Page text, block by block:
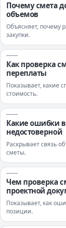
Почему смета
объемов
Объясняет, почему
закупки.
Как проверка
переплаты
Показывает, какие
стоимость.
Какие ошибки
недостоверной
Раскрывает связь
сметы.
Чем проверка
проектной
Показывает, как
позиции.